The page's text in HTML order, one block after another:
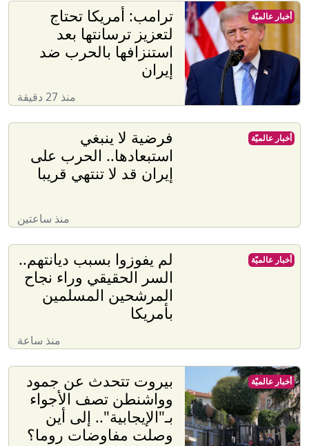
ترامب: أمريكا تحتاج
لتعزيز ترسانتها بعد
استنزافها بالحرب ضد
إيران
منذ 27 دقيقة
أخبار عالميّة
فرضية لا ينبغي
استبعادها.. الحرب على
إيران قد لا تنتهي قريبا
منذ ساعتين
أخبار عالميّة
لم يفوزوا بسبب ديانتهم..
السر الحقيقي وراء نجاح
المرشحين المسلمين
بأمريكا
منذ ساعة
أخبار عالميّة
بيروت تتحدث عن جمود
وواشنطن تصف الأجواء
بـ"الإيجابية".. إلى أين
وصلت مفاوضات روما؟
أخبار عالميّة